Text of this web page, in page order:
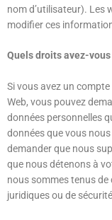
nom d’utilisateur). Les
modifier ces
Quels droits avez-
Si vous avez un
Web, vous pouvez
données personnelles
données que vous
demander que nous
que nous détenons à
nous sommes tenus
juridiques ou de